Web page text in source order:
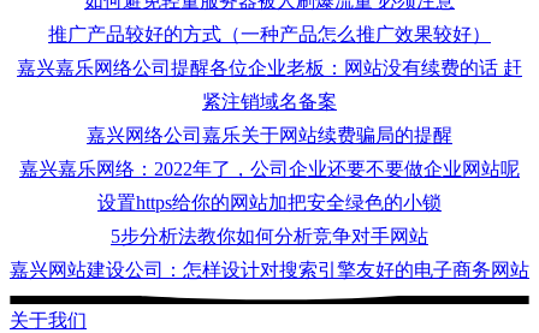
推广产品较好的方式（一种产品怎么推广效果较好）
嘉兴嘉乐网络公司提醒各位企业老板：网站没有续费的话 赶
紧注销域名备案
嘉兴网络公司嘉乐关于网站续费骗局的提醒
嘉兴嘉乐网络：2022年了，公司企业还要不要做企业网站呢
设置https给你的网站加把安全绿色的小锁
5步分析法教你如何分析竞争对手网站
嘉兴网站建设公司：怎样设计对搜索引擎友好的电子商务网站
关于我们